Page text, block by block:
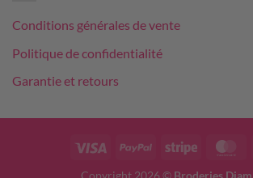
Conditions générales de vente
Politique de confidentialité
Garantie et retours
Visa PayPal Stripe
Copyright 2026 © Broderies